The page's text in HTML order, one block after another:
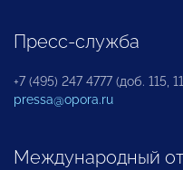
Пресс-служба
+7 (495) 247 4777 (доб. 115,
pressa@opora.ru
Международный